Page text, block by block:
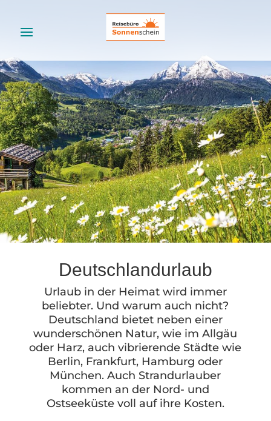
Deutschlandurlaub
Urlaub in der Heimat wird immer
beliebter. Und warum auch nicht?
Deutschland bietet neben einer
wunderschönen Natur, wie im Allgäu
oder Harz, auch vibrierende Städte wie
Berlin, Frankfurt, Hamburg oder
München. Auch Strandurlauber
kommen an der Nord- und
Ostseeküste voll auf ihre Kosten.